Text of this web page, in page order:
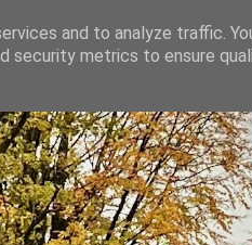
and to analyze traffic.
security metrics to ensure